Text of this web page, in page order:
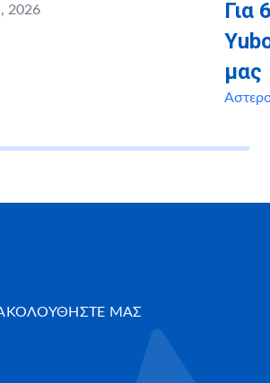
2026
Για
μας
ΜΑΣ